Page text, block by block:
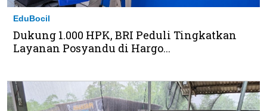
EduBocil
Dukung 1.000 HPK, BRI Peduli Tingkatkan
Layanan Posyandu di Hargo...